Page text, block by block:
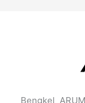
Bengkel